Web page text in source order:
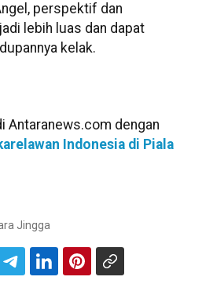
perspektif dan
lebih luas dan dapat
kelak.
Antaranews.com dengan
Indonesia di Piala
Jingga